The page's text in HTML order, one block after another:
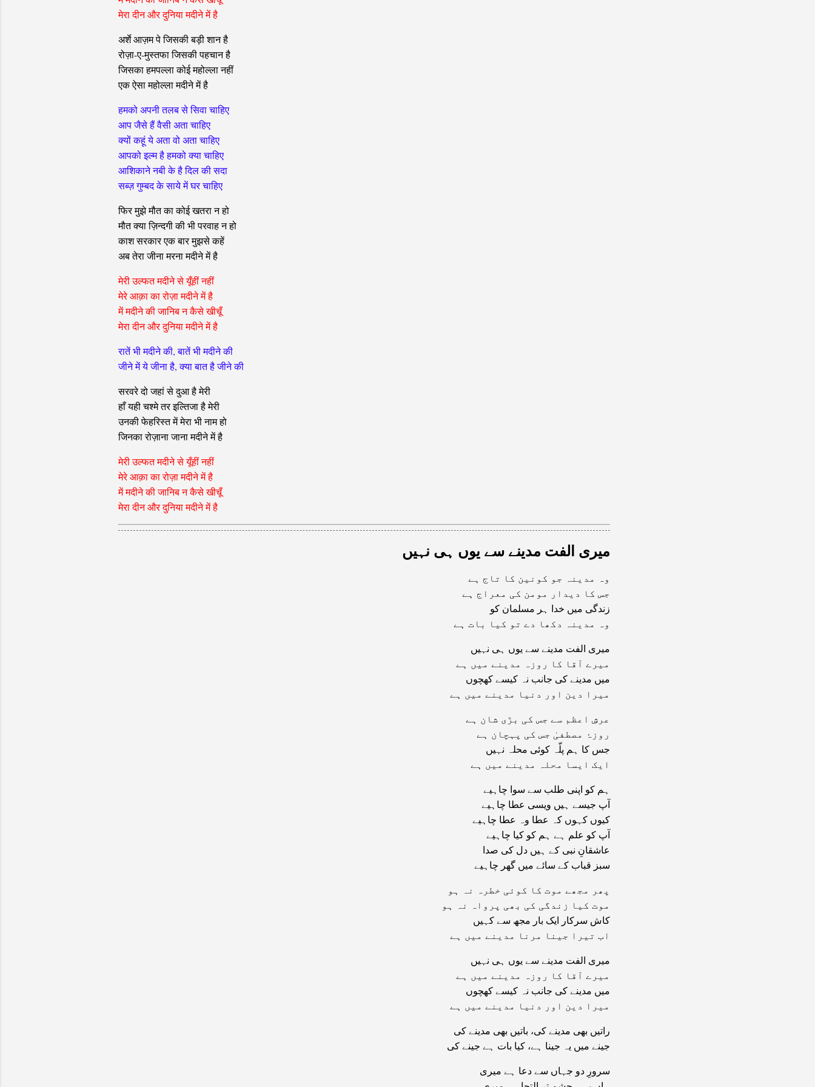
मेरा दीन और दुनिया मदीने में है
अर्शे आज़म पे जिसकी बड़ी शान है
रोज़ा-ए-मुस्तफा जिसकी पहचान है
जिसका हमपल्ला कोई महोल्ला नहीं
एक ऐसा महोल्ला मदीने में है
हमको अपनी तलब से सिवा चाहिए
आप जैसे हैं वैसी अता चाहिए
क्यों कहूं ये अता वो अता चाहिए
आपको इल्म है हमको क्या चाहिए
आशिकाने नबी के है दिल की सदा
सब्ज़ गुम्बद के साये में घर चाहिए
फिर मुझे मौत का कोई खतरा न हो
मौत क्या ज़िन्दगी की भी परवाह न हो
काश सरकार एक बार मुझसे कहें
अब तेरा जीना मरना मदीने में है
मेरी उल्फत मदीने से यूँहीं नहीं
मेरे आक़ा का रोज़ा मदीने में है
में मदीने की जानिब न कैसे खीचूँ
मेरा दीन और दुनिया मदीने में है
रातें भी मदीने की, बातें भी मदीने की
जीने में ये जीना है, क्या बात है जीने की
सरवरे दो जहां से दुआ है मेरी
हाँ यही चश्मे तर इल्तिजा है मेरी
उनकी फेहरिस्त में मेरा भी नाम हो
जिनका रोज़ाना जाना मदीने में है
मेरी उल्फत मदीने से यूँहीं नहीं
मेरे आक़ा का रोज़ा मदीने में है
में मदीने की जानिब न कैसे खीचूँ
मेरा दीन और दुनिया मदीने में है
میری الفت مدینے سے یوں ہی نہیں
وہ مدینہ جو کونین کا تاج ہے
جس کا دیدار مومن کی معراج ہے
زندگی میں خدا ہر مسلمان کو
وہ مدینہ دکھا دے تو کیا بات ہے
میری الفت مدینے سے یوں ہی نہیں
میرے آقا کا روزہ مدینے میں ہے
میں مدینے کی جانب نہ کیسے کھچوں
میرا دین اور دنیا مدینے میں ہے
عرشِ اعظم سے جس کی بڑی شان ہے
روزۂ مصطفیٰ جس کی پہچان ہے
جس کا ہم پلّہ کوئی محلہ نہیں
ایک ایسا محلہ مدینے میں ہے
ہم کو اپنی طلب سے سوا چاہیے
آپ جیسے ہیں ویسی عطا چاہیے
کیوں کہوں کہ عطا وہ عطا چاہیے
آپ کو علم ہے ہم کو کیا چاہیے
عاشقانِ نبی کے ہیں دل کی صدا
سبز قباب کے سائے میں گھر چاہیے
پھر مجھے موت کا کوئی خطرہ نہ ہو
موت کیا زندگی کی بھی پرواہ نہ ہو
کاش سرکار ایک بار مجھ سے کہیں
اب تیرا جینا مرنا مدینے میں ہے
میری الفت مدینے سے یوں ہی نہیں
میرے آقا کا روزہ مدینے میں ہے
میں مدینے کی جانب نہ کیسے کھچوں
میرا دین اور دنیا مدینے میں ہے
راتیں بھی مدینے کی، باتیں بھی مدینے کی
جینے میں یہ جینا ہے، کیا بات ہے جینے کی
سرورِ دو جہاں سے دعا ہے میری